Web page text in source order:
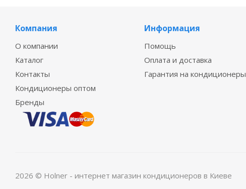
Компания
О компании
Каталог
Контакты
Кондиционеры оптом
Бренды
Информация
Помощь
Оплата и доставка
Гарантия на кондиционеры
2026 © Holner - интернет магазин кондиционеров в Киеве